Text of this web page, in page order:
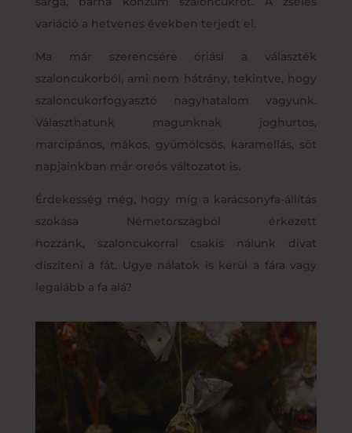
variáció a hetvenes években terjedt el.
Ma már szerencsére óriási a választék
szaloncukorból, ami nem hátrány, tekintve, hogy
szaloncukorfogyasztó nagyhatalom vagyunk.
Választhatunk magunknak joghurtos,
marcipános, mákos, gyümölcsös, karamellás, sőt
napjainkban már oreós változatot is.
Érdekesség még, hogy míg a karácsonyfa-állítás
szokása Németországból érkezett
hozzánk, szaloncukorral csakis nálunk divat
díszíteni a fát. Ugye nálatok is kerül a fára vagy
legalább a fa alá?